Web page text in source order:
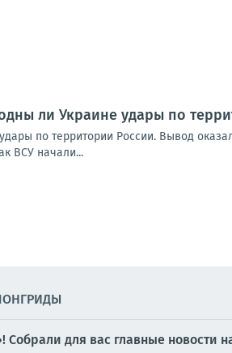
ли Украине удары по
по территории России. Вывод
ВСУ начали...
для вас главные новости